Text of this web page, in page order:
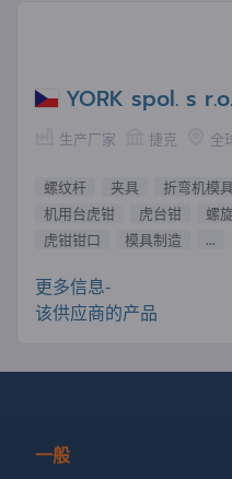
YORK spol. s r.o.
生产厂家 捷克 全
螺纹杆 夹具 折弯机模
机用台虎钳
虎台钳 螺
虎钳钳口
模具制造 ...
更多信息-
该供应商的产品
一般